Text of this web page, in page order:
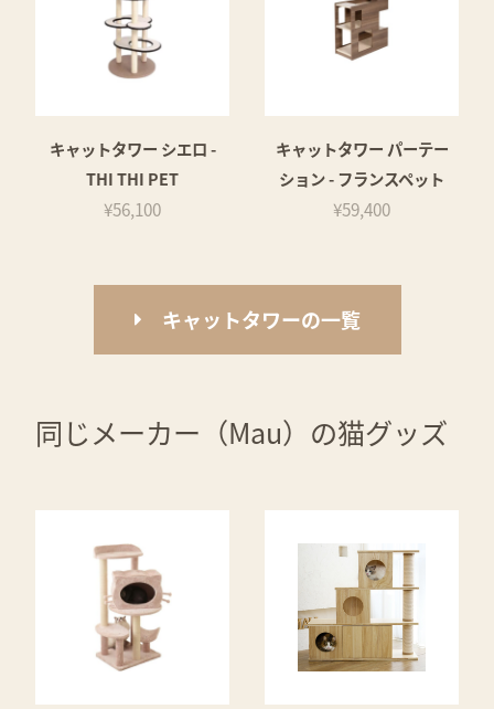
キャットタワー シエロ -
THI THI PET
¥56,100
キャットタワー パーテー
ション - フランスペット
¥59,400
キャットタワーの一覧
同じメーカー（Mau）の猫グッズ